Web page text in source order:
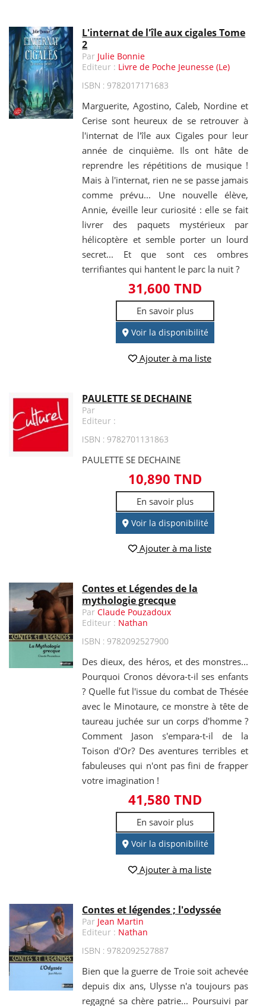
L'internat de l'île aux cigales Tome
2
Par Julie Bonnie
Editeur : Livre de Poche Jeunesse (Le)
ISBN : 9782017171683
Marguerite, Agostino, Caleb, Nordine et
Cerise sont heureux de se retrouver à
l'internat de l'île aux Cigales pour leur
année de cinquième. Ils ont hâte de
reprendre les répétitions de musique !
Mais à l'internat, rien ne se passe jamais
comme prévu... Une nouvelle élève,
Annie, éveille leur curiosité : elle se fait
livrer des paquets mystérieux par
hélicoptère et semble porter un lourd
secret... Et que sont ces ombres
terrifiantes qui hantent le parc la nuit ?
31,600 TND
En savoir plus
Voir la disponibilité
Ajouter à ma liste
PAULETTE SE DECHAINE
Par
Editeur :
ISBN : 9782701131863
PAULETTE SE DECHAINE
10,890 TND
En savoir plus
Voir la disponibilité
Ajouter à ma liste
Contes et Légendes de la
mythologie grecque
ParClaude Pouzadoux
Editeur : Nathan
ISBN : 9782092527900
Des dieux, des héros, et des monstres...
Pourquoi Cronos dévora-t-il ses enfants
? Quelle fut l'issue du combat de Thésée
avec le Minotaure, ce monstre à tête de
taureau juchée sur un corps d'homme ?
Comment Jason s'empara-t-il de la
Toison d'Or? Des aventures terribles et
fabuleuses qui n'ont pas fini de frapper
votre imagination !
41,580 TND
En savoir plus
Voir la disponibilité
Ajouter à ma liste
Contes et légendes ; l'odyssée
Par Jean Martin
Editeur : Nathan
ISBN : 9782092527887
Bien que la guerre de Troie soit achevée
depuis dix ans, Ulysse n'a toujours pas
regagné sa chère patrie... Poursuivi par